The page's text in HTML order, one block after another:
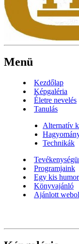
Menü
Kezdőlap
Képgaléria
Életre nevelés
Tanulás
Alternatív
Technikák
Programjaink
Egy kis humor
Könyvajánló
Ajánlott